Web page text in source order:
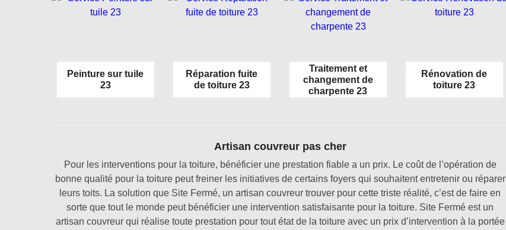
Peinture sur tuile
23
Réparation fuite
de toiture 23
Traitement et
changement de
charpente 23
Rénovation de
toiture 23
Artisan couvreur pas cher
Pour les interventions pour la toiture, bénéficier une prestation fiable a un prix. Le coût de l’opération de
bonne qualité pour la toiture peut freiner les initiatives de certains foyers qui souhaitent entretenir ou réparer
leurs toits. La solution que Site Fermé, un artisan couvreur trouver pour cette triste réalité, c’est de faire en
sorte que tout le monde peut bénéficier une intervention satisfaisante pour la toiture. Site Fermé est un
artisan couvreur qui réalise toute prestation pour tout état de la toiture avec un prix d’intervention à la portée